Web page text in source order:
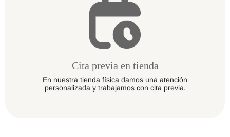
Cita previa en tienda
En nuestra tienda física damos una atención
personalizada y trabajamos con cita previa.